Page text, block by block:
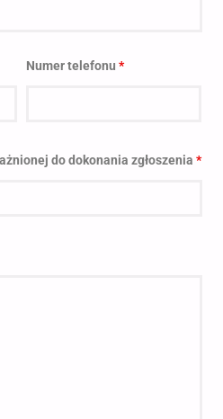
Numer telefonu*
do dokonania zgłoszenia *